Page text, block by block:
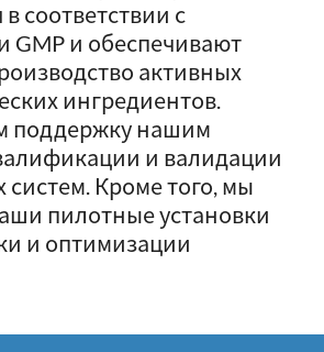
соответствии с
GMP и обеспечивают
активных
ингредиентов.
поддержку нашим
и валидации
систем. Кроме того, мы
пилотные установки
и оптимизации